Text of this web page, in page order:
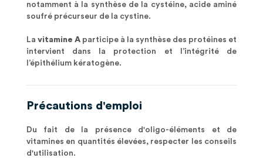
notamment à la synthèse de la cystéine, acide aminé
soufré précurseur de la cystine.
La vitamine Aparticipe à la synthèse des protéines et
intervient dans la protection et l’intégrité de
l’épithélium kératogène.
Précautions d'emploi
Du fait de la présence d'oligo-éléments et de
vitamines en quantités élevées, respecter les conseils
d'utilisation.